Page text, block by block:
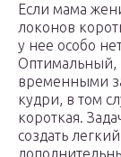
Если мама
локонов
у нее особо
Оптимальный,
временными
кудри, в том
короткая.
создать